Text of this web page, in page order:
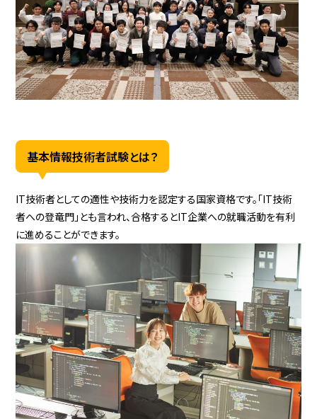
基本情報技術者試験とは？
IT技術者としての適性や技術力を認定する国家資格です。「IT技術
者への登竜門」とも言われ、合格するとIT企業への就職活動を有利
に進めることができます。